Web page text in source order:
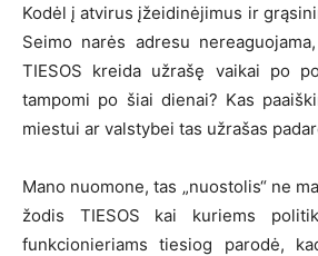
Kodėl į atvirus įžeidinėjimus ir
Seimo narės adresu
TIESOS kreida užrašę vaikai po
tampomi po šiai dienai? Kas
miestui ar valstybei tas užrašas
Mano nuomone, tas „nuostolis“ ne
žodis TIESOS kai kuriems
funkcionieriams tiesiog parodė,